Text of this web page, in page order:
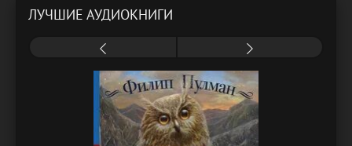
ЛУЧШИЕ АУДИОКНИГИ